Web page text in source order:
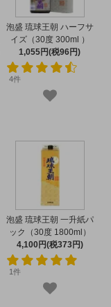
泡盛 琉球王朝 ハーフサ
イズ（30度 300ml ）
1,055円(税96円)
4件
泡盛 琉球王朝 一升紙パ
ック（30度 1800ml）
4,100円(税373円)
1件